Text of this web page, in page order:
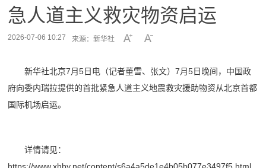
急人道主义救灾物资启运
2026-07-06 10:27 来源：新华社
新华社北京7月5日电（记者董雪、张文）7月5日晚间，中国政
府向委内瑞拉提供的首批紧急人道主义地震救灾援助物资从北京首都
国际机场启运。
详情请见：